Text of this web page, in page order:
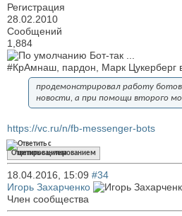
Регистрация
28.02.2010
Сообщений
1,884
Бот-так ...
#КрАмнаш, пардон, Марк Цукерберг
продемонстрировал работу
новости, а при помощи второго
https://vc.ru/n/fb-messenger-bots
Ответить с цитированием
18.04.2016, 15:09 #34
Игорь Захарченко
Член сообщества